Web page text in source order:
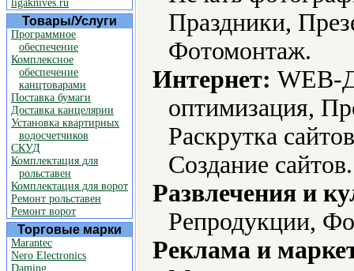
ligaknives.ru
Товары/Услуги
Программное
обеспечение
Комплексное
обеспечение
канцтоварами
Поставка бумаги
Доставка канцелярии
Установка квартирных
водосчетчиков
СКУД
Комплектация для
рольставен
Комплектация для ворот
Ремонт рольставен
Ремонт ворот
Торговые марки
Marantec
Nero Electronics
Daming
Праздники,
Фотомонтаж.
Интернет: WEB-
оптимизация,
Раскрутка
Создание
Развлечения и
Репродукции,
Реклама и